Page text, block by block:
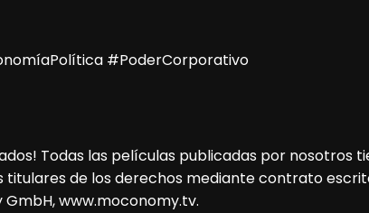
#PoderCorporativo
Todas las películas publicadas por nosotros
de los derechos mediante contrato
www.moconomy.tv.